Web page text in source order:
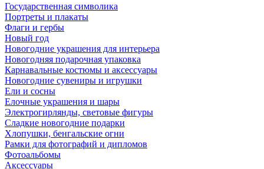
Государственная символика
Портреты и плакаты
Флаги и гербы
Новый год
Новогодние украшения для интерьера
Новогодняя подарочная упаковка
Карнавальные костюмы и аксессуары
Новогодние сувениры и игрушки
Ели и сосны
Елочные украшения и шары
Электрогирлянды, световые фигуры
Сладкие новогодние подарки
Хлопушки, бенгальские огни
Рамки для фотографий и дипломов
Фотоальбомы
Аксессуары